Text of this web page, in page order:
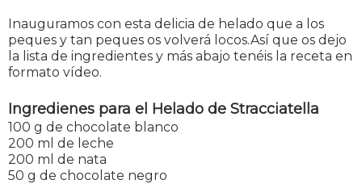
Inauguramos con esta delicia de helado que a los
peques y tan peques os volverá locos.Así que os dejo
la lista de ingredientes y más abajo tenéis la receta en
formato vídeo.
Ingredienes para el Helado de Stracciatella
100 g de chocolate blanco
200 ml de leche
200 ml de nata
50 g de chocolate negro